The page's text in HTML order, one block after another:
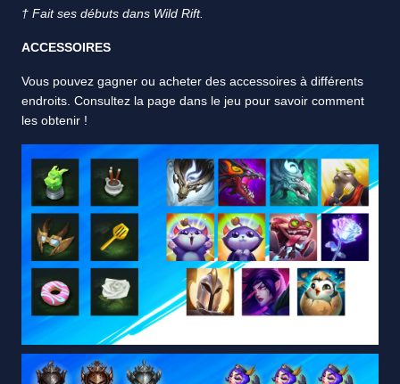
† Fait ses débuts dans Wild Rift.
ACCESSOIRES
Vous pouvez gagner ou acheter des accessoires à différents
endroits. Consultez la page dans le jeu pour savoir comment
les obtenir !